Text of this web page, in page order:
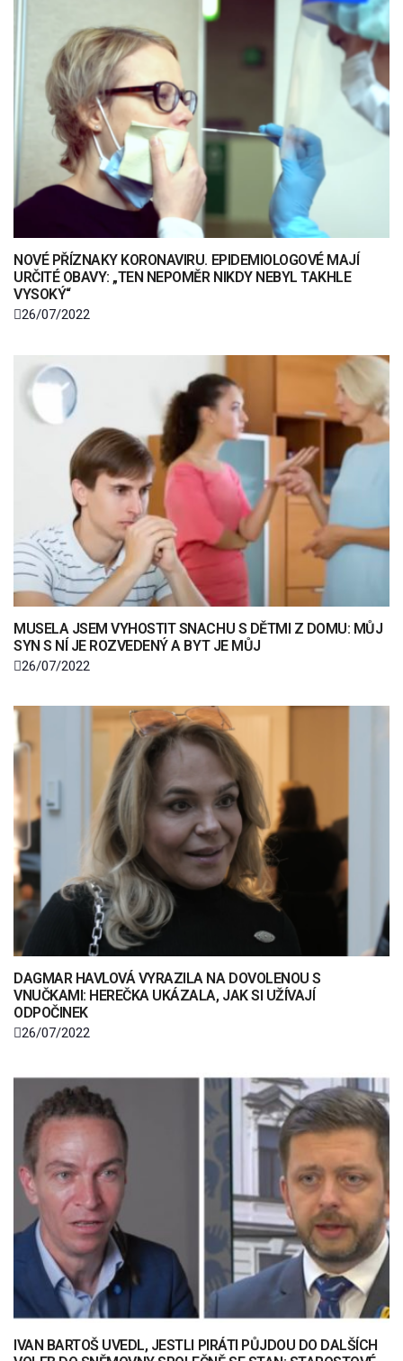
NOVÉ PŘÍZNAKY KORONAVIRU. EPIDEMIOLOGOVÉ MAJÍ
URČITÉ OBAVY: „TEN NEPOMĚR NIKDY NEBYL TAKHLE
VYSOKÝ“
26/07/2022
MUSELA JSEM VYHOSTIT SNACHU S DĚTMI Z DOMU: MŮJ
SYN S NÍ JE ROZVEDENÝ A BYT JE MŮJ
26/07/2022
DAGMAR HAVLOVÁ VYRAZILA NA DOVOLENOU S
VNUČKAMI: HEREČKA UKÁZALA, JAK SI UŽÍVAJÍ
ODPOČINEK
26/07/2022
IVAN BARTOŠ UVEDL, JESTLI PIRÁTI PŮJDOU DO DALŠÍCH